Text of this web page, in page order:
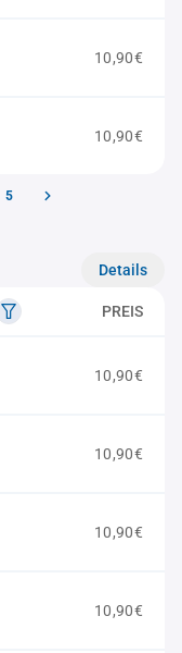
10,90€
10,90€
5
Details
PREIS
10,90€
10,90€
10,90€
10,90€